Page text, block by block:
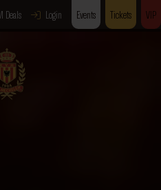
Deals Login Events Tickets VIP